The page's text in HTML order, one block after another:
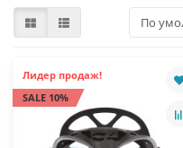
Лидер продаж!
SALE 10%